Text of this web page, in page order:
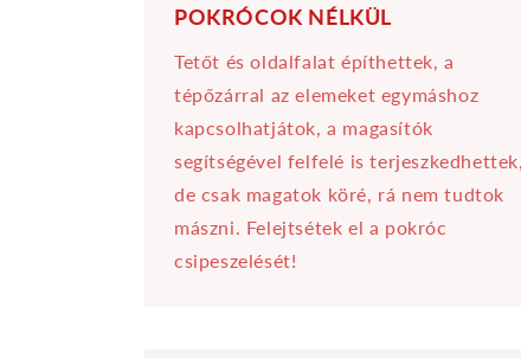
POKRÓCOK NÉLKÜL
Tetőt és oldalfalat építhettek, a
tépőzárral az elemeket egymáshoz
kapcsolhatjátok, a magasítók
segítségével felfelé is terjeszkedhettek,
de csak magatok köré, rá nem tudtok
mászni. Felejtsétek el a pokróc
csipeszelését!